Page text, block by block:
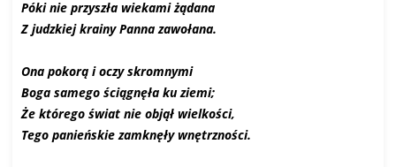
Póki nie przyszła wiekami żądana
Z judzkiej krainy Panna zawołana.
Ona pokorą i oczy skromnymi
Boga samego ściągnęła ku ziemi;
Że którego świat nie objął wielkości,
Tego panieńskie zamknęły wnętrzności.